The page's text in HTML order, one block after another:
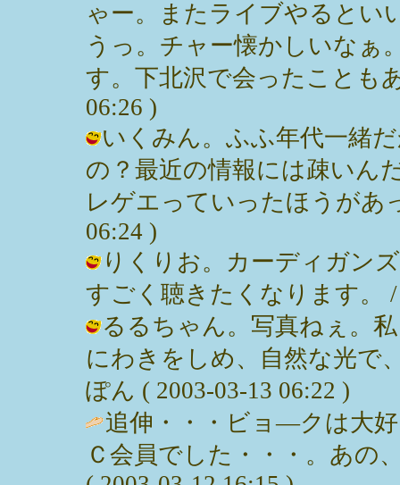
ゃー。またライブやるとい
うっ。チャー懐かしいなぁ
す。下北沢で会ったことも
06:26 )
いくみん。ふふ年代一緒
の？最近の情報には疎いん
レゲエっていったほうがあ
06:24 )
りくりお。カーディガン
すごく聴きたくなります。
るるちゃん。写真ねぇ。
にわきをしめ、自然な光で
ぽん ( 2003-03-13 06:22 )
追伸・・・ビョ―クは大
Ｃ会員でした・・・。あの